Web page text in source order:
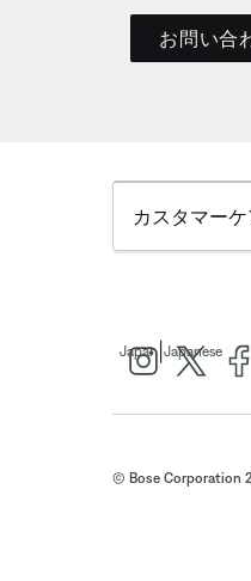
お問い合
カスタマーケ
Japan Japanese
© Bose Corporation